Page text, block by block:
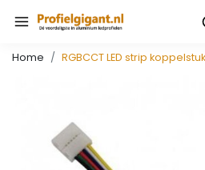
Home RGBCCT LED strip